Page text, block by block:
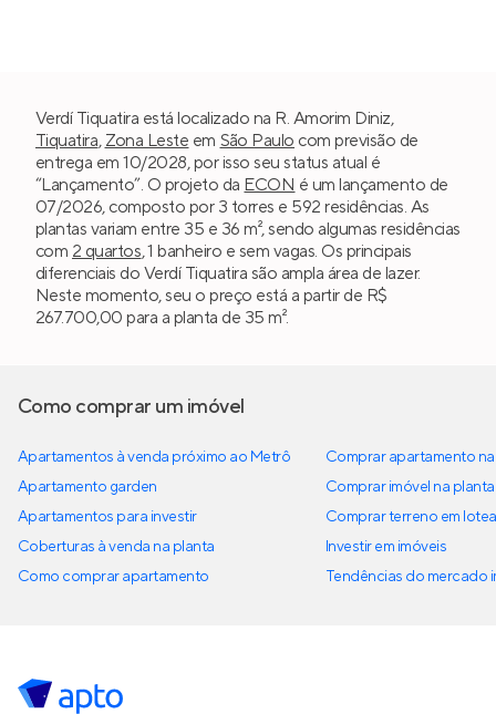
Verdí Tiquatira está localizado na R. Amorim Diniz,
Tiquatira, Zona Leste em São Paulo com previsão de
entrega em 10/2028, por isso seu status atual é
“Lançamento”. O projeto da ECON é um lançamento de
07/2026, composto por 3 torres e 592 residências. As
plantas variam entre 35 e 36 m², sendo algumas residências
com 2 quartos, 1 banheiro e sem vagas. Os principais
diferenciais do Verdí Tiquatira são ampla área de lazer.
Neste momento, seu o preço está a partir de R$
267.700,00 para a planta de 35 m².
Como comprar um imóvel
Apartamentos à venda próximo ao Metrô
Apartamento garden
Apartamentos para investir
Coberturas à venda na planta
Como comprar apartamento
Comprar apartamento
Comprar imóvel na planta
Comprar terreno em
Investir em imóveis
Tendências do mercado